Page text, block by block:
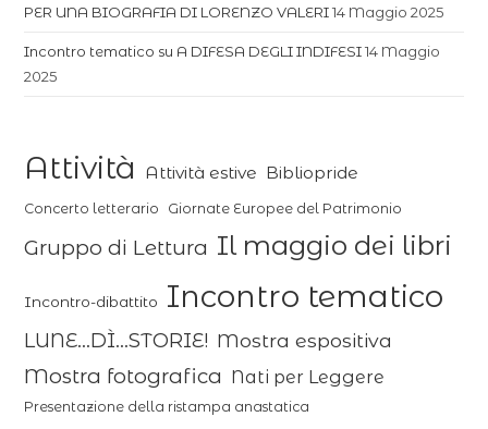
PER UNA BIOGRAFIA DI LORENZO VALERI 14 Maggio 2025
Incontro tematico su A DIFESA DEGLI INDIFESI 14 Maggio
2025
Attività Attività estive Bibliopride
Concerto letterario Giornate Europee del Patrimonio
Gruppo di Lettura Il maggio dei libri
Incontro-dibattito Incontro tematico
LUNE...DÌ...STORIE! Mostra espositiva
Mostra fotografica Nati per Leggere
Presentazione della ristampa anastatica